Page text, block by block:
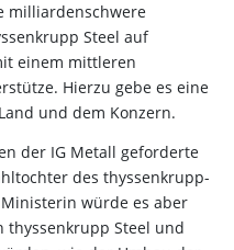
milliardenschwere
Steel auf
einem mittleren
Hierzu gebe es eine
und dem Konzern.
der IG Metall geforderte
des thyssenkrupp-
würde es aber
thyssenkrupp Steel und